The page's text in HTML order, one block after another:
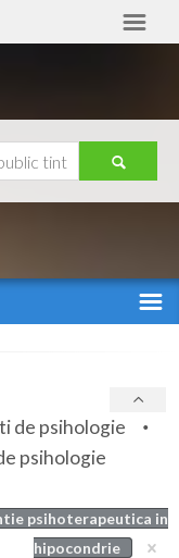
de psihologie
psihologie
psihoterapeutica in
hipocondrie